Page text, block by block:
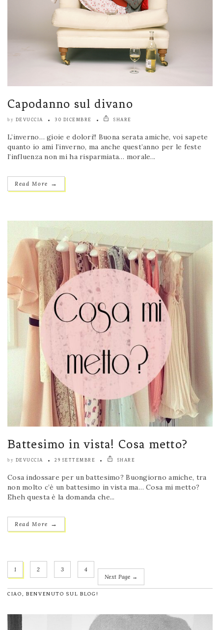
Capodanno sul divano
by DEVUCCIA 30 DICEMBRE SHARE
L’inverno… gioie e dolori!! Buona serata amiche, voi sapete
quanto io ami l’inverno, ma anche quest’anno per le feste
l’influenza non mi ha risparmiata… morale...
Read More →
Battesimo in vista! Cosa metto?
by DEVUCCIA 29 SETTEMBRE SHARE
Cosa indossare per un battesimo? Buongiorno amiche, tra
non molto c’è un battesimo in vista ma… Cosa mi metto?
Eheh questa è la domanda che...
Read More →
1 2 3
4
Next Page →
CIAO, BENVENUTO SUL BLOG!